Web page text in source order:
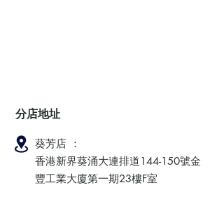
分店地址
葵芳店 ：
香港新界葵涌大連排道144-150號金
豐工業大廈第一期23樓F室